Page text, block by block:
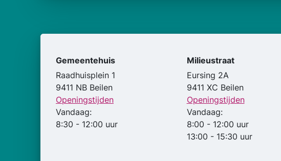
Gemeentehuis
Raadhuisplein 1
9411 NB Beilen
Openingstijden
Vandaag:
8:30 - 12:00 uur
Milieustraat
Eursing 2A
9411 XC Beilen
Openingstijden
Vandaag:
8:00 - 12:00 uur
13:00 - 15:30 uur